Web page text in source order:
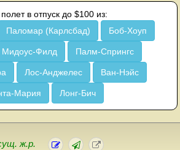
в отпуск до $100 из:
Паломар (Карлсбад) Боб-Хоуп
Мидоус-Филд Палм-Спрингс
Лос-Анджелес Ван-Нэйс
Мария Лонг-Бич
ж.р.